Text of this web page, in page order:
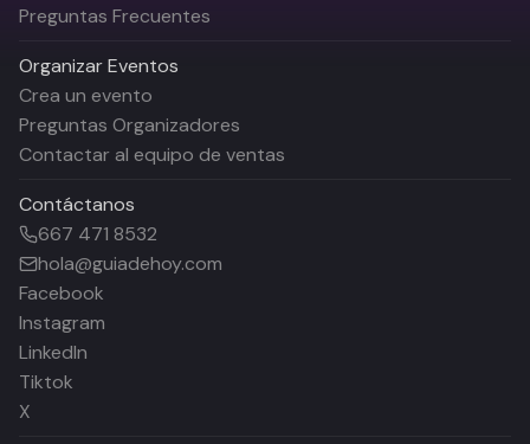
Preguntas Frecuentes
Organizar Eventos
Crea un evento
Preguntas Organizadores
Contactar al equipo de ventas
Contáctanos
667 471 8532
hola@guiadehoy.com
Facebook
Instagram
LinkedIn
Tiktok
X